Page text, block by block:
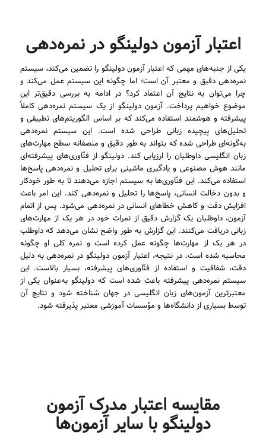
اعتبار آزمون دولینگو در نمره‌دهی
یکی از جنبه‌های مهمی که اعتبار آزمون دولینگو را تضمین می‌کند، سیستم
نمره‌دهی دقیق و معتبر آن است؛ اما چگونه این سیستم عمل می‌کند و
چرا می‌توان به نتایج آن اعتماد کرد؟ در ادامه به بررسی دقیق‌تر این
موضوع خواهیم پرداخت. آزمون دولینگو از یک سیستم نمره‌دهی کاملاً
پیشرفته و هوشمند استفاده می‌کند که بر اساس الگوریتم‌های تطبیقی و
تحلیل‌های پیچیده زبانی طراحی شده است. این سیستم نمره‌دهی
به‌گونه‌ای طراحی شده که بتواند به طور دقیق و منصفانه سطح مهارت‌های
زبان انگلیسی داوطلبان را ارزیابی کند. دولینگو از فنّاوری‌های پیشرفته‌ای
مانند هوش مصنوعی و یادگیری ماشینی برای تحلیل و نمره‌دهی پاسخ‌ها
استفاده می‌کند. این فنّاوری‌ها به سیستم اجازه می‌دهند تا به طور خودکار
و بدون دخالت انسانی، پاسخ‌ها را تحلیل و نمره‌دهی کند. این امر باعث
افزایش دقت و کاهش خطاهای انسانی در نمره‌دهی می‌شود. پس از اتمام
آزمون، داوطلبان یک گزارش دقیق از نمرات خود در هر یک از مهارت‌های
زبانی دریافت می‌کنند. این گزارش به طور واضح نشان می‌دهد که داوطلب
در هر یک از مهارت‌ها چگونه عمل کرده است و نمره کلی او چگونه
محاسبه شده است. در نتیجه، اعتبار آزمون دولینگو در نمره‌دهی به دلیل
دقت، شفافیت و استفاده از فنّاوری‌های پیشرفته، بسیار بالاست. این
سیستم نمره‌دهی پیشرفته باعث شده است که دولینگو به‌عنوان یکی از
معتبرترین آزمون‌های زبان انگلیسی در جهان شناخته شود و نتایج آن
توسط بسیاری از دانشگاه‌ها و مؤسسات آموزشی معتبر پذیرفته شود.
مقایسه اعتبار مدرک آزمون
دولینگو با سایر آزمون‌ها